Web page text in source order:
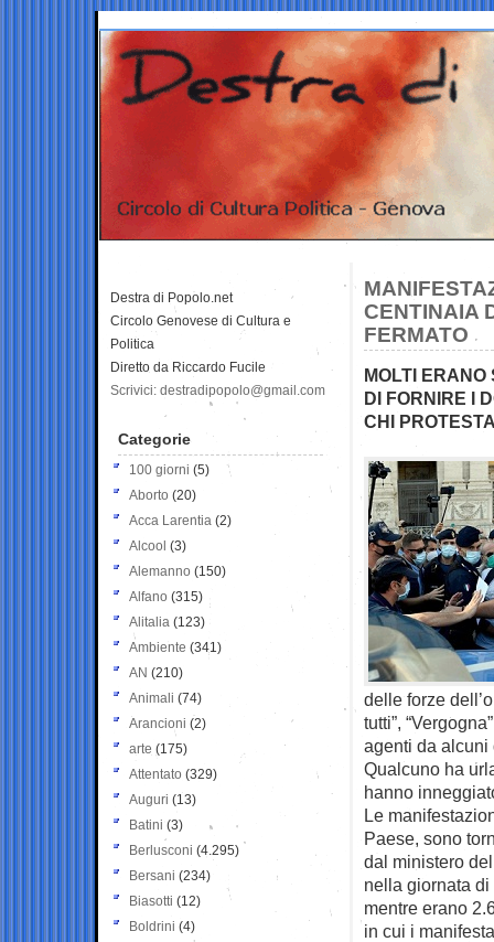
CENTINAIA
FERMATO
MOLTI ERANO
DI FORNIRE I
CHI
delle forze
tutti”,
agenti da alcuni
Qualcuno ha
hanno
Le
Paese, sono
dal ministero
nella giornata
mentre erano
in cui i
Destra di Popolo.net
Circolo Genovese di Cultura e
Politica
Diretto da Riccardo Fucile
Scrivici: destradipopolo@gmail.com
Categorie
100 giorni (5)
Aborto (20)
Acca Larentia (2)
Alcool (3)
Alemanno (150)
Alfano (315)
Alitalia (123)
Ambiente (341)
AN (210)
Animali (74)
Arancioni (2)
arte (175)
Attentato (329)
Auguri (13)
Batini (3)
Berlusconi (4.295)
Bersani (234)
Biasotti (12)
Boldrini (4)